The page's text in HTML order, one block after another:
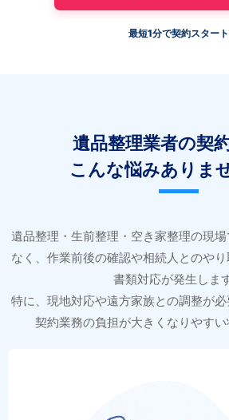
最短1分で契約スタート
遺品整理業者の契
こんな悩みありま
遺品整理・生前整理・空き家整理の現
なく、作業前後の確認や相続人とのや
書類対応が発生します
特に、現地対応や遠方家族との調整が必
契約業務の負担が大きくなりやすい